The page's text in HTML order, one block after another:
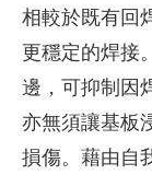
相較於既有回
更穩定的焊接
邊，可抑制因
亦無須讓基板
損傷。藉由自